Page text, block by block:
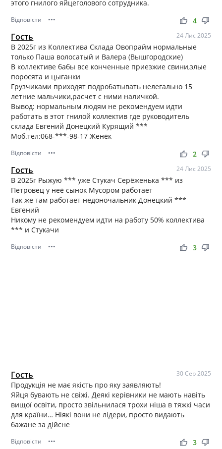
этого гнилого яйцеголового сотрудника.
Відповісти ••• thumb_up thumb_down
4
Гость 24 Лис 2025
В 2025г из Коллектива Склада Овопрайм нормальные
только Паша волосатый и Валера (Вышгородские)
В коллективе бабы все конченные приезжие свини,злые
поросята и цыганки
Грузчиками приходят подробатывать нелегально 15
летние мальчики,расчет с ними наличкой.
Вывод: нормальным людям не рекомендуем идти
работать в этот гнилой коллектив где руководитель
склада Евгений Донецкий Курящий ***
Моб.тел:068-***-98-17 Женёк
Відповісти ••• thumb_up thumb_down
2
Гость 24 Лис 2025
В 2025г Рыжую *** уже Стукач Серёженька *** из
Петровец у неё сынок Мусором работает
Так же там работает недоночальник Донецкий ***
Евгений
Никому не рекомендуем идти на работу 50% коллектива
*** и Стукачи
Відповісти ••• thumb_up thumb_down
3
Гость 30 Сер 2025
Продукція не має якість про яку заявляють!
Яйця бувають не свіжі. Деякі керівники не мають навіть
вищої освіти, просто звільнилася трохи ніша в тяжкі часи
для країни… Ніякі вони не лідери, просто видають
бажане за дійсне
Відповісти ••• thumb_up thumb_down
3